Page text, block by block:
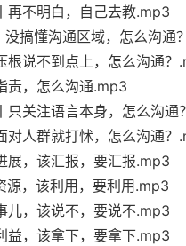
再不明白，自己去教.mp3
没搞懂沟通区域，怎么沟通
根说不到点上，怎么沟通？
责，怎么沟通.mp3
只关注语言本身，怎么沟通
对人群就打怵，怎么沟通？
展，该汇报，要汇报.mp3
源，该利用，要利用.mp3
儿，该说不，要说不.mp3
益，该拿下，要拿下.mp3